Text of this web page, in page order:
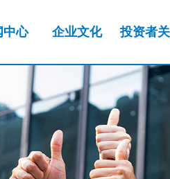
中心 企业文化 投资者